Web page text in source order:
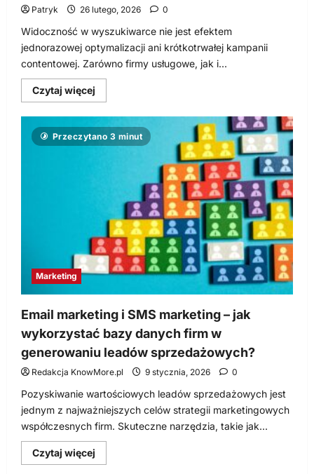
Patryk 26 lutego, 2026 0
Widoczność w wyszukiwarce nie jest efektem
jednorazowej optymalizacji ani krótkotrwałej kampanii
contentowej. Zarówno firmy usługowe, jak i...
Czytaj więcej
się
o
Strategia
SEO
dla
usługowych
internetowych
jak
budować
długoterminową
widoczność
Przeczytano 3 minut
Marketing
Email marketing i SMS marketing – jak
wykorzystać bazy danych firm w
generowaniu leadów sprzedażowych?
Redakcja KnowMore.pl 9 stycznia, 2026 0
Pozyskiwanie wartościowych leadów sprzedażowych jest
jednym z najważniejszych celów strategii marketingowych
współczesnych firm. Skuteczne narzędzia, takie jak...
Czytaj więcej
się